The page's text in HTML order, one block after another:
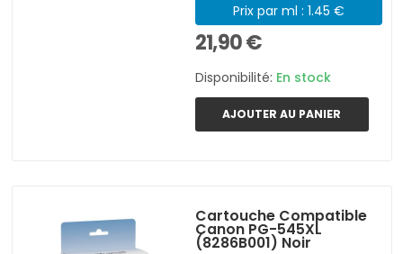
Prix par ml : 1.45 €
21,90 €
Disponibilité: En stock
AJOUTER AU PANIER
Cartouche Compatible
Canon PG-545XL
(8286B001) Noir